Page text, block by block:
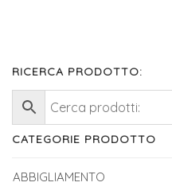
RICERCA PRODOTTO:
CATEGORIE PRODOTTO
ABBIGLIAMENTO